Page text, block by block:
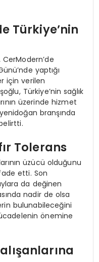
Türkiye’nin
CerModern’de
yaptığı
için verilen
Türkiye’nin sağlık
üzerinde hizmet
branşında
Tolerans
üzücü olduğunu
etti. Son
da değinen
nadir de olsa
bulunabileceğini
önemine